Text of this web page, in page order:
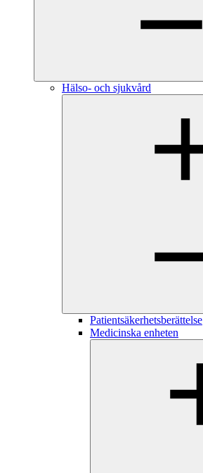
Hälso- och sjukvård
Patientsäkerhetsberättelse
Medicinska enheten